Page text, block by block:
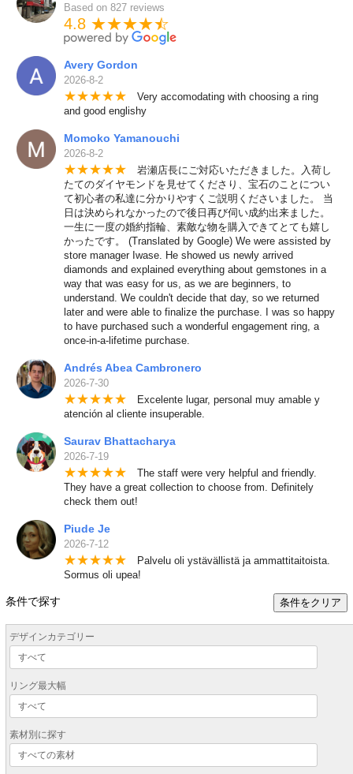
Based on 827 reviews
4.8 ★★★★★
☆
Avery Gordon
2026-8-2
★★★★★ Very accomodating with choosing a ring
and good englishy
Momoko Yamanouchi
2026-8-2
★★★★★ 岩瀬店長にご対応いただきました。入荷し
たてのダイヤモンドを見せてくださり、宝石のことについ
て初心者の私達に分かりやすくご説明くださいました。 当
日は決められなかったので後日再び伺い成約出来ました。
一生に一度の婚約指輪、素敵な物を購入できてとても嬉し
かったです。 (Translated by Google) We were assisted by
store manager Iwase. He showed us newly arrived
diamonds and explained everything about gemstones in a
way that was easy for us, as we are beginners, to
understand. We couldn't decide that day, so we returned
later and were able to finalize the purchase. I was so happy
to have purchased such a wonderful engagement ring, a
once-in-a-lifetime purchase.
Andrés Abea Cambronero
2026-7-30
★★★★★ Excelente lugar, personal muy amable y
atención al cliente insuperable.
Saurav Bhattacharya
2026-7-19
★★★★★ The staff were very helpful and friendly.
They have a great collection to choose from. Definitely
check them out!
Piude Je
2026-7-12
★★★★★ Palvelu oli ystävällistä ja ammattitaitoista.
Sormus oli upea!
条件で探す 条件をクリア
デザインカテゴリー
リング最大幅
素材別に探す